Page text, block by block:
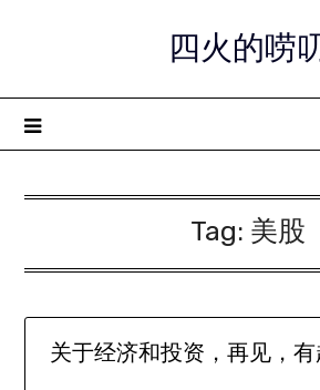
四火的唠
Tag: 美股
关于经济和投资，再见，